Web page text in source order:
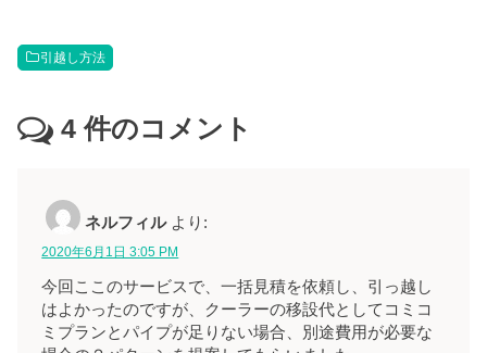
引越し方法
4 件のコメント
ネルフィル より:
2020年6月1日 3:05 PM
今回ここのサービスで、一括見積を依頼し、引っ越し
はよかったのですが、クーラーの移設代としてコミコ
ミプランとパイプが足りない場合、別途費用が必要な